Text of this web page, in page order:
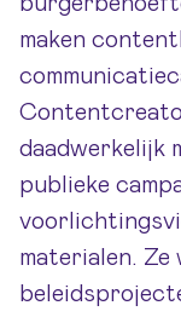
maken
daadwerkelijk
publieke
materialen. Ze